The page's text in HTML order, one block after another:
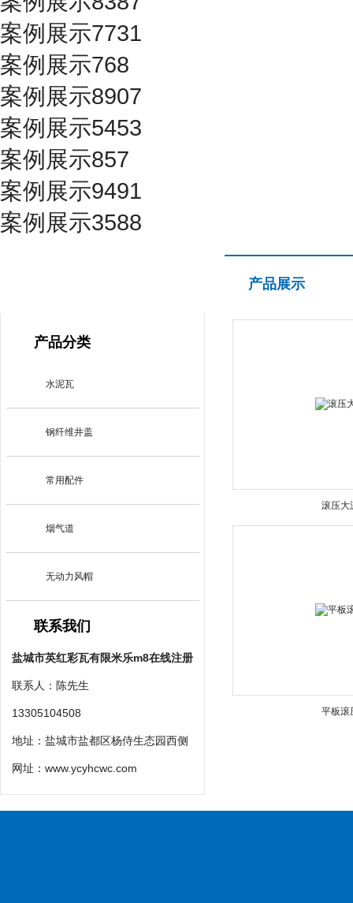
案例展示7731
案例展示768
案例展示8907
案例展示5453
案例展示857
案例展示9491
案例展示3588
产品分类
水泥瓦
钢纤维井盖
常用配件
烟气道
无动力风帽
联系我们
盐城市英红彩瓦有限米乐m8在线注册
联系人：陈先生
13305104508
地址：盐城市盐都区杨侍生态园西侧
网址： www.ycyhcwc.com
产品展示
滚压大
平板滚